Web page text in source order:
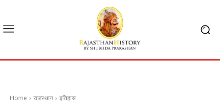
Home राजस्थान इतिहास